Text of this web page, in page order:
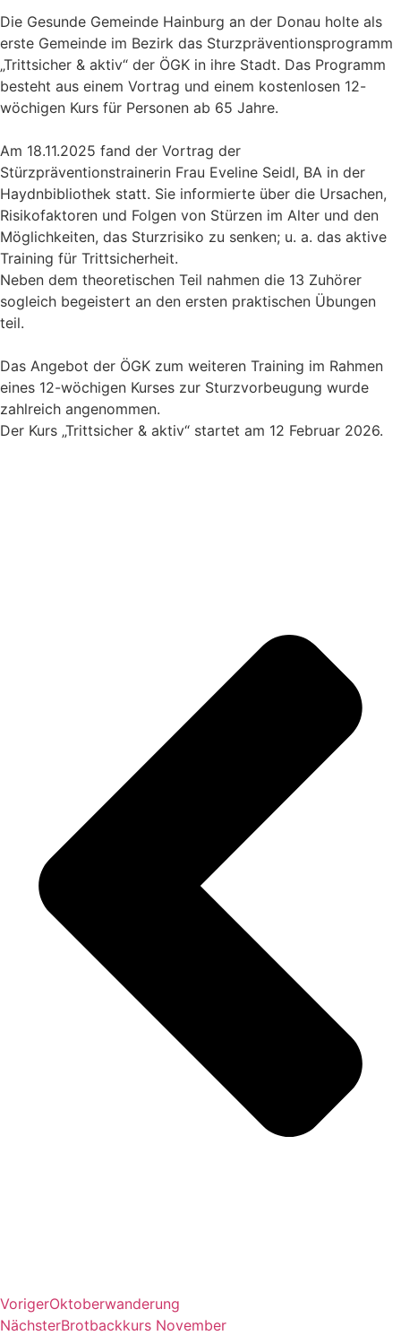
Die Gesunde Gemeinde Hainburg an der Donau holte als
erste Gemeinde im Bezirk das Sturzpräventionsprogramm
„Trittsicher & aktiv“ der ÖGK in ihre Stadt. Das Programm
besteht aus einem Vortrag und einem kostenlosen 12-
wöchigen Kurs für Personen ab 65 Jahre.
Am 18.11.2025 fand der Vortrag der
Stürzpräventionstrainerin Frau Eveline Seidl, BA in der
Haydnbibliothek statt. Sie informierte über die Ursachen,
Risikofaktoren und Folgen von Stürzen im Alter und den
Möglichkeiten, das Sturzrisiko zu senken; u. a. das aktive
Training für Trittsicherheit.
Neben dem theoretischen Teil nahmen die 13 Zuhörer
sogleich begeistert an den ersten praktischen Übungen
teil.
Das Angebot der ÖGK zum weiteren Training im Rahmen
eines 12-wöchigen Kurses zur Sturzvorbeugung wurde
zahlreich angenommen.
Der Kurs „Trittsicher & aktiv“ startet am 12 Februar 2026.
VorigerOktoberwanderung
NächsterBrotbackkurs November